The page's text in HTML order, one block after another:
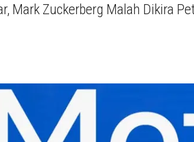
Mark Zuckerberg Malah Dikira